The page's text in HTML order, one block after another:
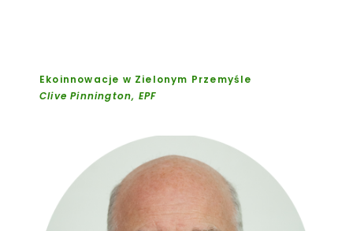
Ekoinnowacje w Zielonym Przemyśle
Clive Pinnington, EPF